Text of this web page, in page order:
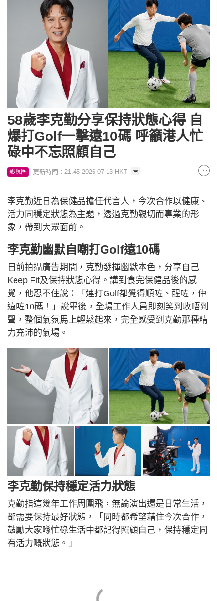
58歲李克勤分享保持狀態心得 自
爆打Golf一擊遠10碼 呼籲港人忙
碌中不忘照顧自己
影視圈 更新時間：21:45 2026-07-13 HKT
李克勤近日為保健品擔任代言人，今次合作以健康、
活力同穩定狀態為主題，透過克勤親切而專業的形
象，帶到大眾面前。
李克勤幽默自嘲打Golf遠10碼
日前拍攝廣告期間，克勤發揮幽默本色，分享自己
Keep Fit及保持狀態心得。講到食完保健品後的感
覺，他忍不住說：「連打Golf都覺得順咗、醒咗，仲
遠咗10碼！」說畢後，全場工作人員即刻笑到收唔到
聲，整個氣氛馬上輕鬆起來，完全感受到克勤那種精
力充沛的氣場。
李克勤保持穩定活力狀態
克勤指這幾年工作周圍飛，無論演出還是日常生活，
都需要保持最好狀態，「同時都希望藉住今次合作，
鼓勵大家喺忙碌生活中都記得照顧自己，保持穩定同
有活力嘅狀態。」